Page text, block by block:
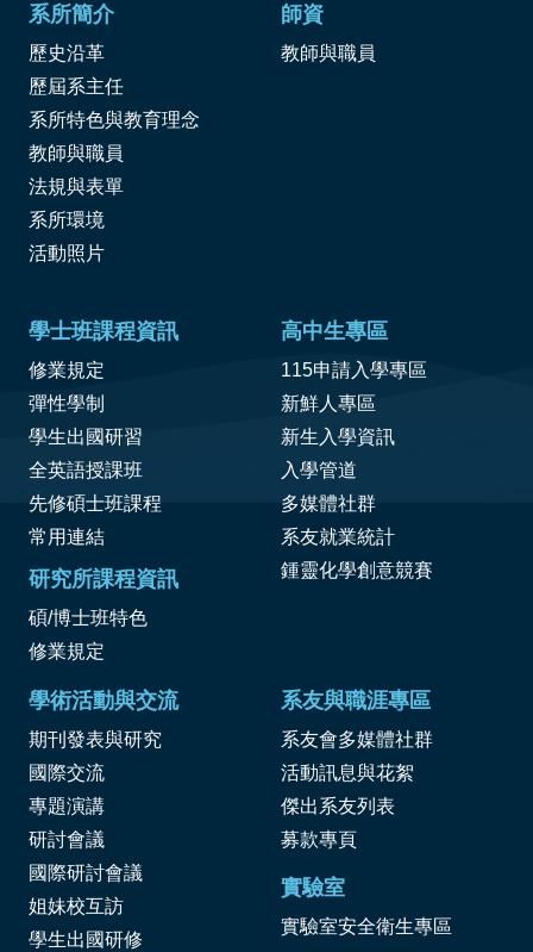
系所簡介
歷史沿革
歷屆系主任
系所特色與教育理念
教師與職員
法規與表單
系所環境
活動照片
師資
教師與職員
學士班課程資訊
修業規定
彈性學制
學生出國研習
全英語授課班
先修碩士班課程
常用連結
研究所課程資訊
碩/博士班特色
修業規定
高中生專區
115申請入學專區
新鮮人專區
新生入學資訊
入學管道
多媒體社群
系友就業統計
鍾靈化學創意競賽
學術活動與交流
期刊發表與研究
國際交流
專題演講
研討會議
國際研討會議
姐妹校互訪
學生出國研修
系友與職涯專區
系友會多媒體社群
活動訊息與花絮
傑出系友列表
募款專頁
實驗室
實驗室安全衛生專區